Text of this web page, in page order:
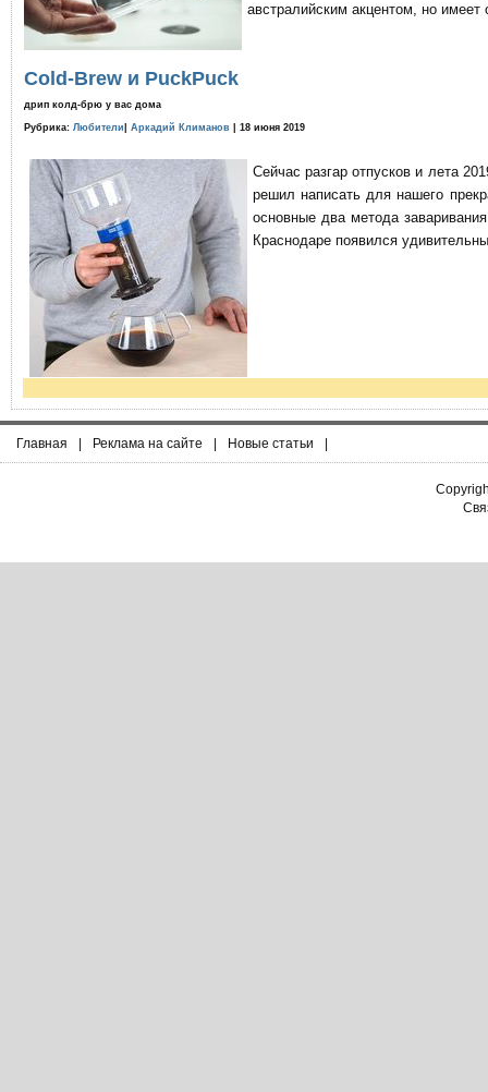
австралийским акцентом, но имеет
Cold-Brew и PuckPuck
дрип колд-брю у вас дома
Рубрика: Любители Аркадий Климанов | 18 июня 2019
Сейчас разгар отпусков и лета
решил написать для нашего
основные два метода
Краснодаре появился
Главная | Реклама на сайте | Новые статьи |